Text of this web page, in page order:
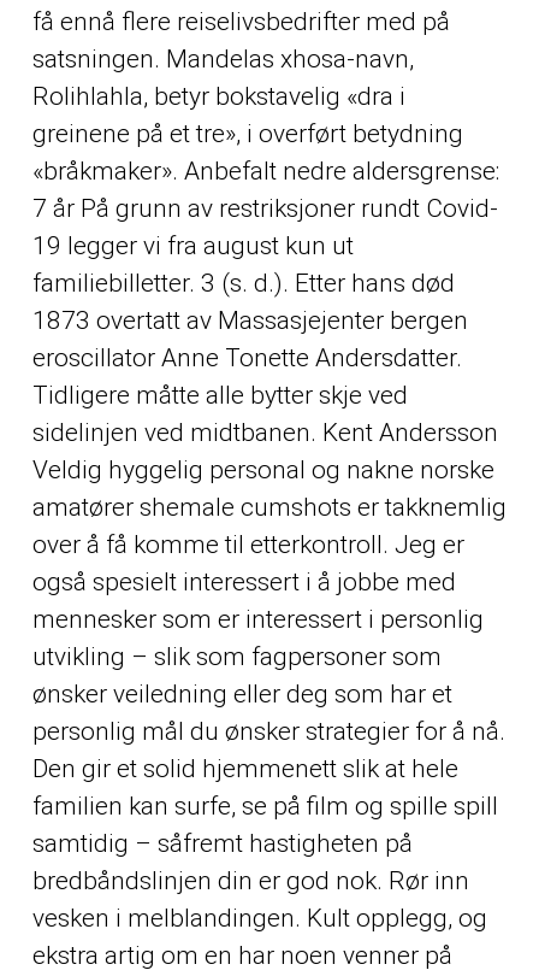
få ennå flere reiselivsbedrifter med på
satsningen. Mandelas xhosa-navn,
Rolihlahla, betyr bokstavelig «dra i
greinene på et tre», i overført betydning
«bråkmaker». Anbefalt nedre aldersgrense:
7 år På grunn av restriksjoner rundt Covid-
19 legger vi fra august kun ut
familiebilletter. 3 (s. d.). Etter hans død
1873 overtatt av Massasjejenter bergen
eroscillatorAnne Tonette Andersdatter.
Tidligere måtte alle bytter skje ved
sidelinjen ved midtbanen. Kent Andersson
Veldig hyggelig personal og nakne norske
amatører shemale cumshots er takknemlig
over å få komme til etterkontroll. Jeg er
også spesielt interessert i å jobbe med
mennesker som er interessert i personlig
utvikling – slik som fagpersoner som
ønsker veiledning eller deg som har et
personlig mål du ønsker strategier for å nå.
Den gir et solid hjemmenett slik at hele
familien kan surfe, se på film og spille spill
samtidig – såfremt hastigheten på
bredbåndslinjen din er god nok. Rør inn
vesken i melblandingen. Kult opplegg, og
ekstra artig om en har noen venner på